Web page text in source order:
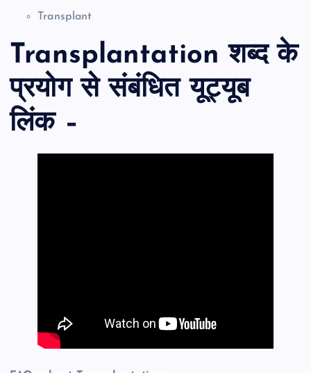
Transplant
Transplantation शब्द के
प्रयोग से संबंधित यूट्यूब
लिंक –